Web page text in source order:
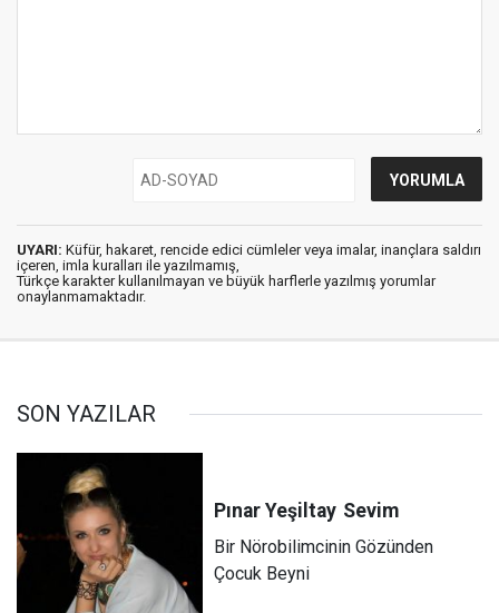
UYARI: Küfür, hakaret, rencide edici cümleler veya imalar, inançlara saldırı
içeren, imla kuralları ile yazılmamış,
Türkçe karakter kullanılmayan ve büyük harflerle yazılmış yorumlar
onaylanmamaktadır.
SON YAZILAR
Pınar Yeşiltay Sevim
Bir Nörobilimcinin Gözünden
Çocuk Beyni